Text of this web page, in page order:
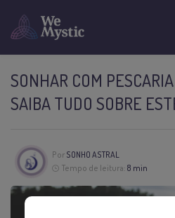
SONHAR COM
SAIBA TUDO SOBRE
Por SONHO ASTRAL
Tempo de leitura: 8 min